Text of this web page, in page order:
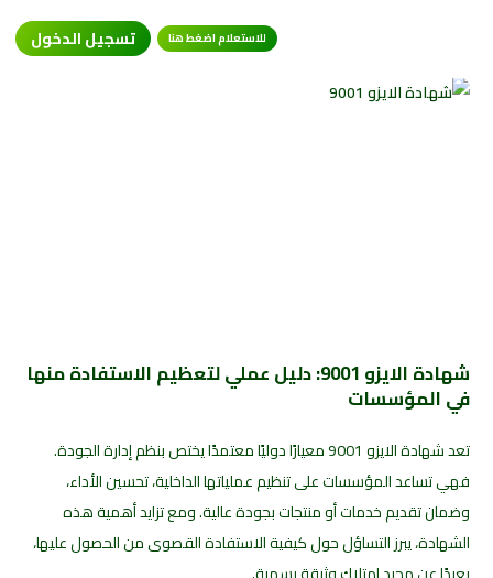
للاستعلام اضغط هنا تسجيل الدخول
شهادة الايزو 9001: دليل عملي لتعظيم الاستفادة منها
في المؤسسات
تعد شهادة الايزو 9001 معيارًا دوليًا معتمدًا يختص بنظم إدارة الجودة.
فهي تساعد المؤسسات على تنظيم عملياتها الداخلية، تحسين الأداء،
وضمان تقديم خدمات أو منتجات بجودة عالية. ومع تزايد أهمية هذه
الشهادة، يبرز التساؤل حول كيفية الاستفادة القصوى من الحصول عليها،